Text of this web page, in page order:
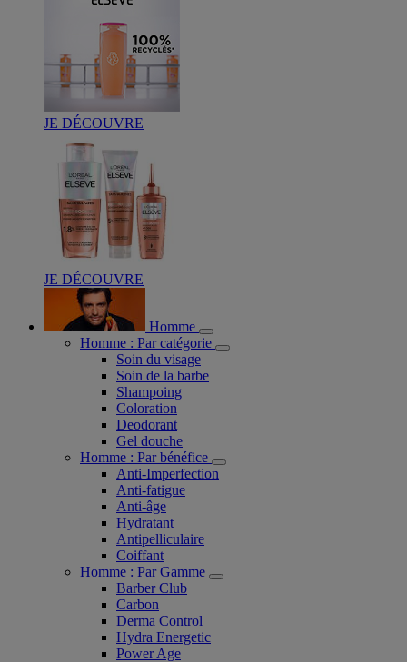
JE DÉCOUVRE
JE DÉCOUVRE
Homme
Homme : Par catégorie
Soin du visage
Soin de la barbe
Shampoing
Coloration
Deodorant
Gel douche
Homme : Par bénéfice
Anti-Imperfection
Anti-fatigue
Anti-âge
Hydratant
Antipelliculaire
Coiffant
Homme : Par Gamme
Barber Club
Carbon
Derma Control
Hydra Energetic
Power Age